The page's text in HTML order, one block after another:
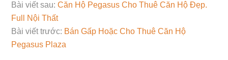
Bài viết sau: Căn Hộ Pegasus Cho Thuê Căn Hộ Đẹp.
Full Nội Thất
Bài viết trước: Bán Gấp Hoặc Cho Thuê Căn Hộ
Pegasus Plaza